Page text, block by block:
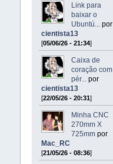
Link para
baixar o
Ubuntú...
por
cientista13
[05/06/26 - 21:34]
Caixa de
coração com
pér...
por
cientista13
[22/05/26 - 20:31]
Minha CNC
270mm X
725mm por
Mac_RC
[21/05/26 - 08:36]